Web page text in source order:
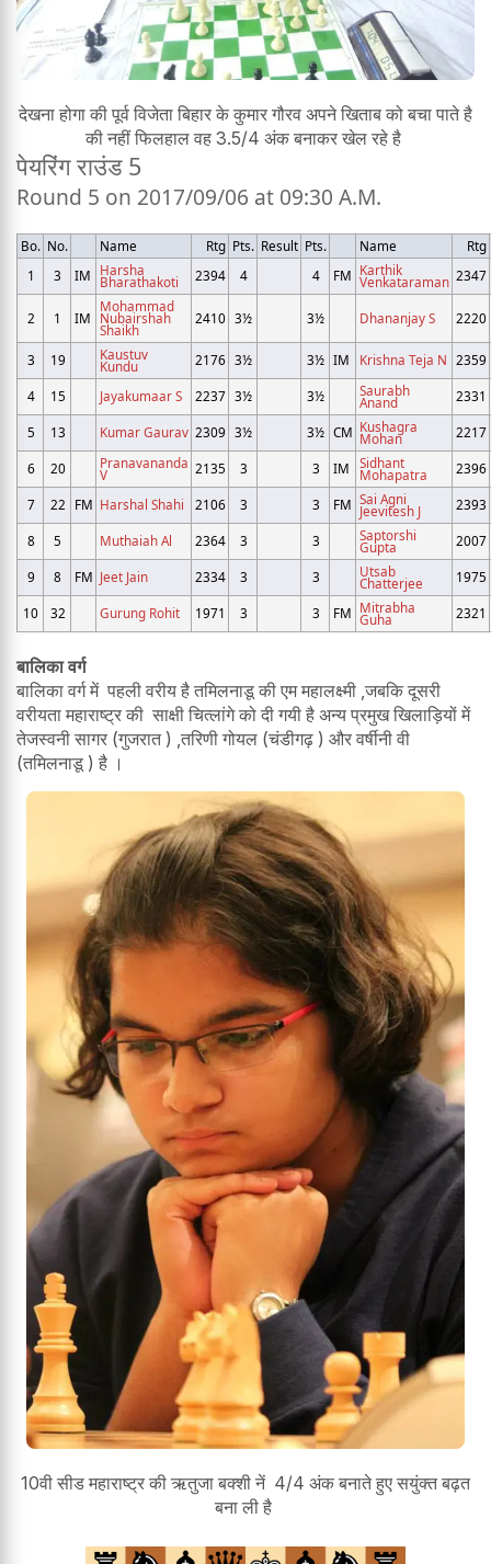
देखना होगा की पूर्व विजेता बिहार के कुमार गौरव अपने खिताब को बचा पाते है
की नहीं फिलहाल वह 3.5/4 अंक बनाकर खेल रहे है
पेयरिंग राउंड 5
Round 5 on 2017/09/06 at 09:30 A.M.
Bo. No. Name Rtg Pts. Result Pts. Name
Rtg
1
3 IM Harsha
Bharathakoti 2394 4 4 FM Karthik
Venkataraman 2347
2 1 IM
Mohammad
Nubairshah
Shaikh
2410 3½ 3½ Dhananjay S 2220
3 19 Kaustuv
Kundu 2176 3½ 3½ IM Krishna Teja N 2359
4 15 Jayakumaar S 2237 3½ 3½ Saurabh
Anand 2331
5 13 Kumar Gaurav 2309 3½ 3½ CM Kushagra
Mohan 2217
6 20 Pranavananda
V 2135 3 3 IM Sidhant
Mohapatra 2396
7 22 FM Harshal Shahi 2106 3 3 FM Sai Agni
Jeevitesh J 2393
8 5 Muthaiah Al 2364 3 3 Saptorshi
Gupta 2007
9 8 FM Jeet Jain 2334 3 3 Utsab
Chatterjee 1975
10 32 Gurung Rohit 1971 3 3 FM Mitrabha
Guha 2321
बालिका वर्ग
बालिका वर्ग में पहली वरीय है तमिलनाडू की एम महालक्ष्मी ,जबकि दूसरी
वरीयता महाराष्ट्र की साक्षी चित्लांगे को दी गयी है अन्य प्रमुख खिलाड़ियों में
तेजस्वनी सागर (गुजरात ) ,तरिणी गोयल (चंडीगढ़ ) और वर्षीनी वी
(तमिलनाडू ) है ।
10वी सीड महाराष्ट्र की ऋतुजा बक्शी नें 4/4 अंक बनाते हुए सयुंक्त बढ़त
बना ली है